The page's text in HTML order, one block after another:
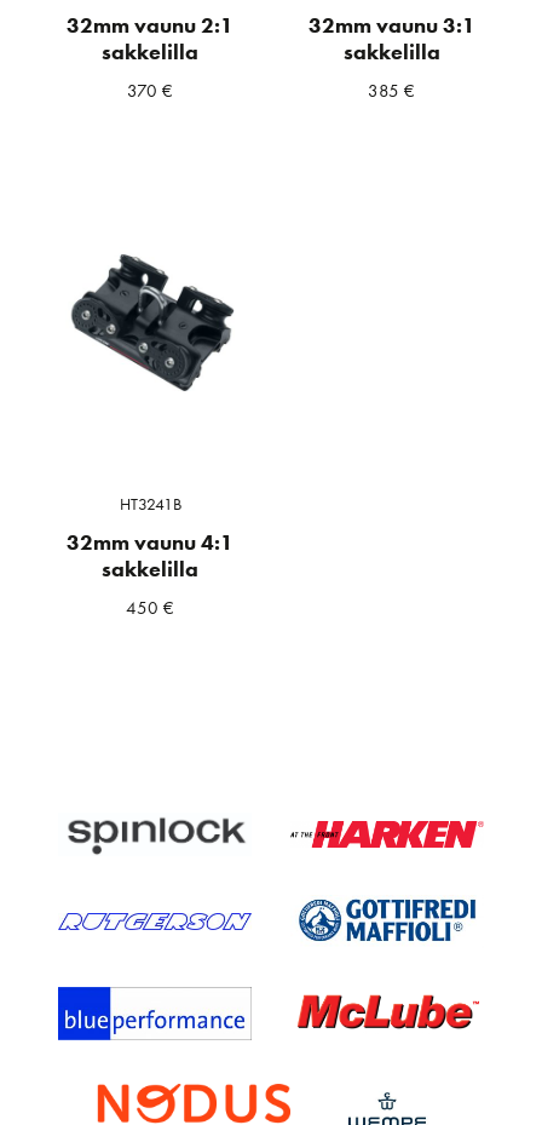
32mm vaunu 2:1
sakkelilla
370€
32mm vaunu 3:1
sakkelilla
385€
HT3241B
32mm vaunu 4:1
sakkelilla
450€